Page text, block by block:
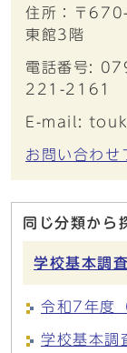
住所：〒
東館3階
電話番号:
221-2161
E-mail:
お問い合わせ
同じ分類から
学校基本調査
令和7年度
学校基本調